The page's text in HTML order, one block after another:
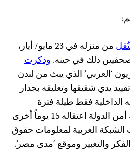
من منزله في 23 مايو/ أيار،
ذلك في حينه. وذكرت
‘العربي’ الذي يبث من لندن
تقييد يدي شقيقها وتعليقه بجدار
الداخلية فقط طيلة فترة
الاعتقال. وقد مددت نيابة أمن الدولة اعتقاله 15 يوماً أخرى
الشبكة العربية لمعلومات حقوق
والتعبير وموقع ‘مدى مصر’.